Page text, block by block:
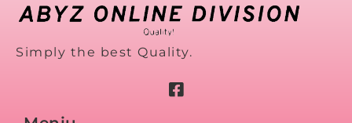
Simply the best Quality.